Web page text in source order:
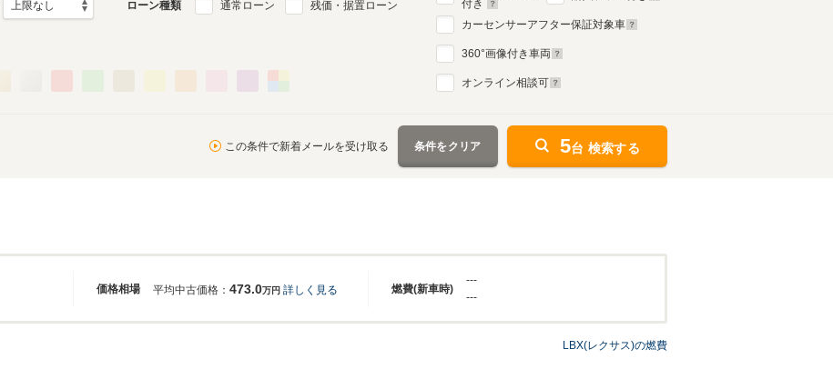
ローン種類 通常ローン 残価・据置ローン
付き
カーセンサーアフター保証対象車
360°画像付き車両
オンライン相談可
この条件で新着メールを受け取る 条件をクリア 5台 検索する
価格相場 燃費(新車時)
平均中古価格： 473.0万円 詳しく見る
---
---
LBX(レクサス)の燃費